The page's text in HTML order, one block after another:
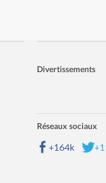
Divertissements
Réseaux sociaux
+164k